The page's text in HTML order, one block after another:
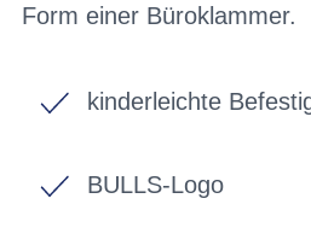
Form einer Büroklammer.
kinderleichte
BULLS-Logo